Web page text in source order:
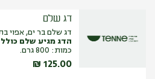
דג שלם
דג שלם בר ים, אפוי
הדג מגיע שלם
כמות: 800 גרם.
₪ 125.00